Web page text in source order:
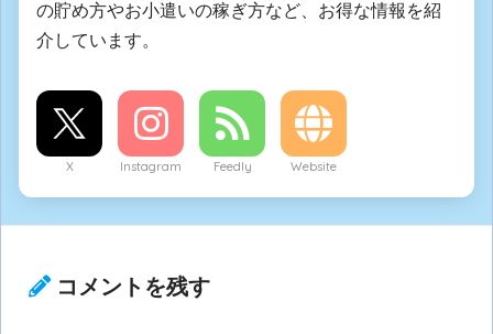
の貯め方やお小遣いの稼ぎ方など、お得な情報を紹
介しています。
X Instagram Feedly Website
コメントを残す